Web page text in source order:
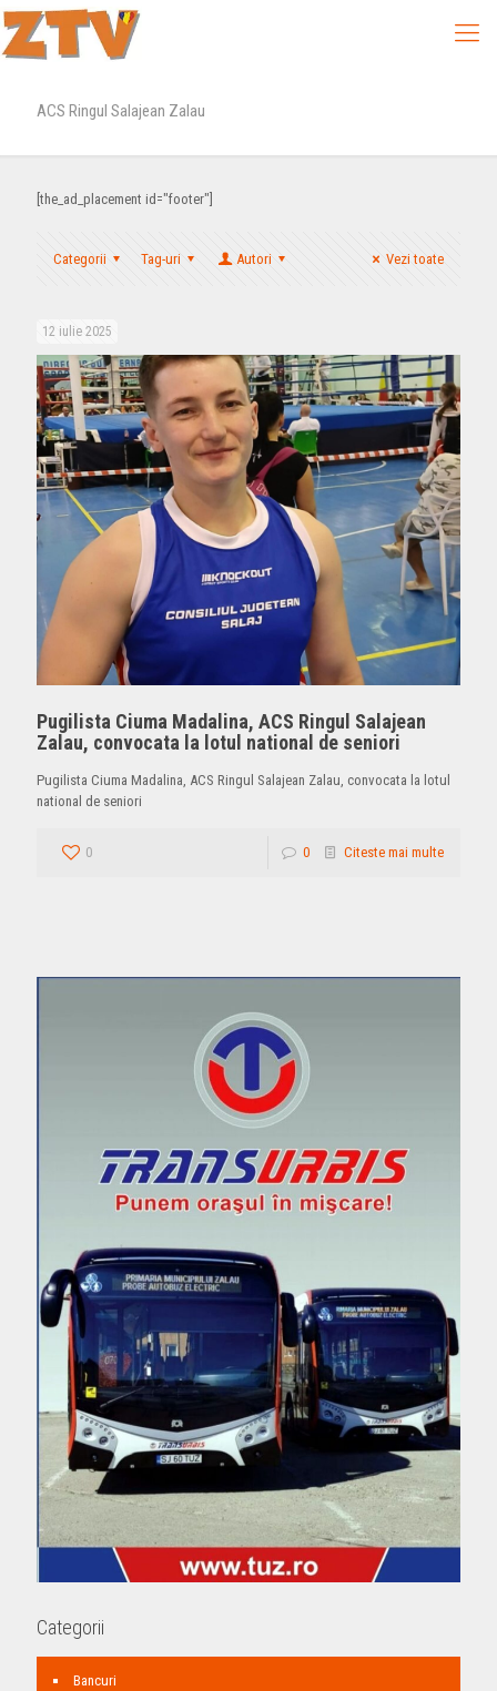
ACS Ringul Salajean Zalau
[the_ad_placement id="footer"]
Categorii Tag-uri Autori Vezi toate
12 iulie 2025
Pugilista Ciuma Madalina, ACS Ringul Salajean
Zalau, convocata la lotul national de seniori
Pugilista Ciuma Madalina, ACS Ringul Salajean Zalau, convocata la lotul
national de seniori
0 0 Citeste mai multe
Categorii
Bancuri